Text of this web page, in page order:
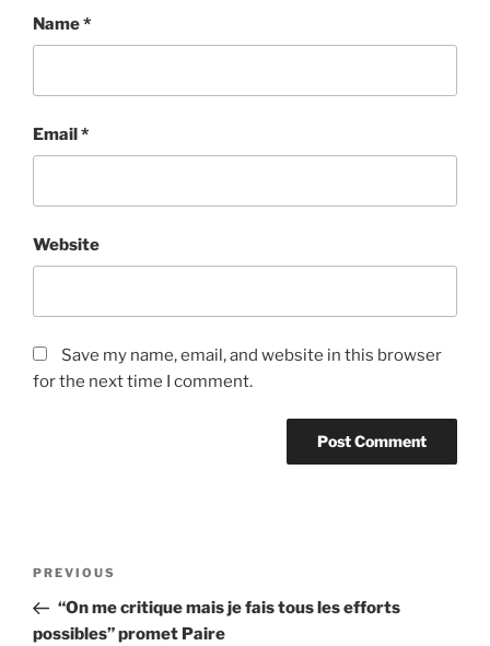
Name*
Email*
Website
Save my name, email, and website in this browser
for the next time I comment.
Previous
Post
PREVIOUS
“On me critique mais je fais tous les efforts
possibles” promet Paire